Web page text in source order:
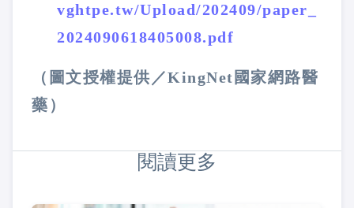
vghtpe.tw/Upload/202409/paper_
2024090618405008.pdf
（圖文授權提供／KingNet國家網路醫
藥）
閱讀更多